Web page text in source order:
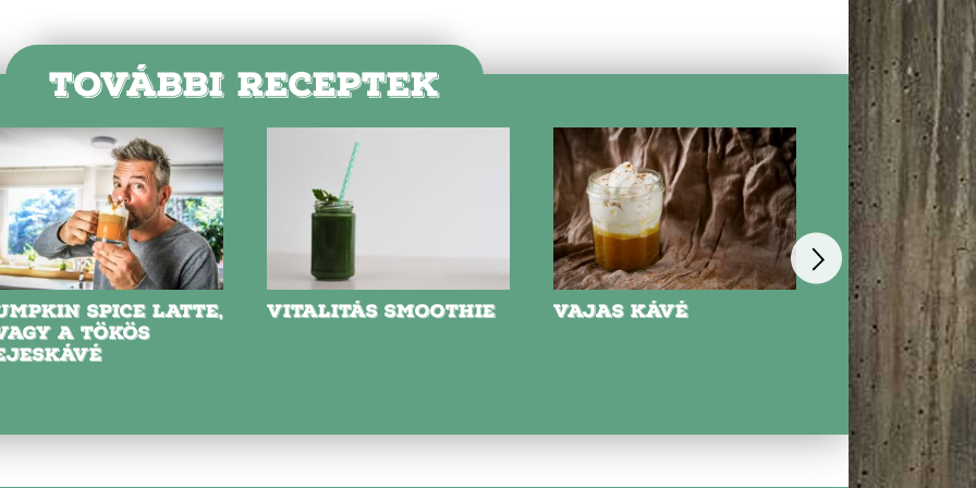
TOVÁBBI RECEPTEK
SPICE LATTE,
A TÖKÖS
VITALITÁS SMOOTHIE VAJAS KÁVÉ
SZUPER ERŐ
SMOOTHIE